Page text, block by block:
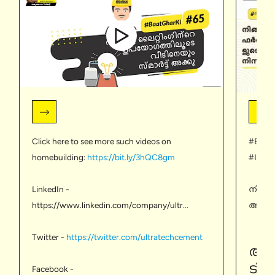
Facebook -
Twitter - https://twitter.com/ultratechcement
LinkedIn -
https://www.linkedin.com/company/ultr...
Click here to see more such videos on
homebuilding: https://bit.ly/3hQC8gm